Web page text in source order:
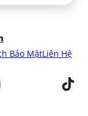
Bảo MậtLiên Hệ